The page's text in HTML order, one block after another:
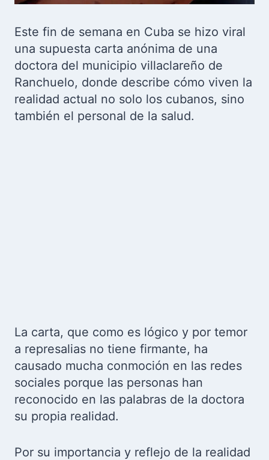
Este fin de semana en Cuba se hizo viral
una supuesta carta anónima de una
doctora del municipio villaclareño de
Ranchuelo, donde describe cómo viven la
realidad actual no solo los cubanos, sino
también el personal de la salud.
La carta, que como es lógico y por temor
a represalias no tiene firmante, ha
causado mucha conmoción en las redes
sociales porque las personas han
reconocido en las palabras de la doctora
su propia realidad.
Por su importancia y reflejo de la realidad